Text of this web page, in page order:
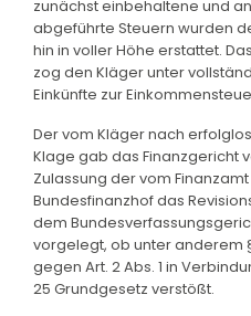
zunächst einbehaltene und
abgeführte Steuern wurden
hin in voller Höhe erstattet.
zog den Kläger unter
Einkünfte zur
Der vom Kläger nach
Klage gab das Finanzgericht
Zulassung der vom
Bundesfinanzhof das
dem
vorgelegt, ob unter anderem §
gegen Art. 2 Abs. 1 in
25 Grundgesetz verstößt.